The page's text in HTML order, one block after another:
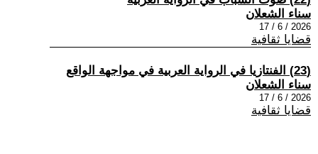
سناء الشعلان
2026 / 6 / 17
قضايا ثقافية
(23) الفنتازيا في الرواية العربية في مواجهة الواقع
سناء الشعلان
2026 / 6 / 17
قضايا ثقافية